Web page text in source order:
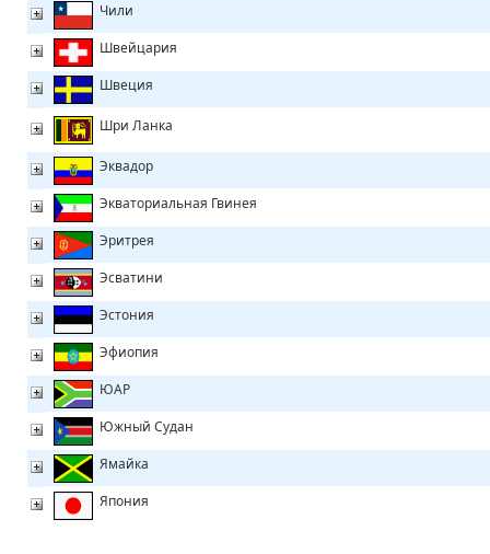
Чили
Швейцария
Швеция
Шри Ланка
Эквадор
Экваториальная Гвинея
Эритрея
Эсватини
Эстония
Эфиопия
ЮАР
Южный Судан
Ямайка
Япония